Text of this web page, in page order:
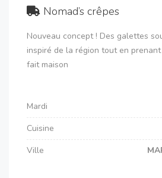
Nomad’s crêpes
Nouveau concept ! Des galettes
inspiré de la région tout en
fait maison
Mardi
Cuisine
Ville